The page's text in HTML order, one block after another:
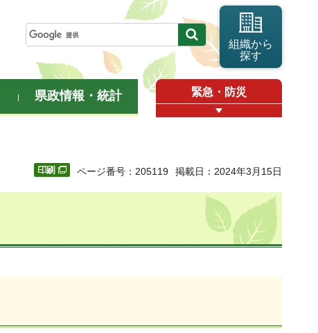
組織から
探す
県政情報・統計 緊急・防災
ページ番号：205119 掲載日：2024年3月15日